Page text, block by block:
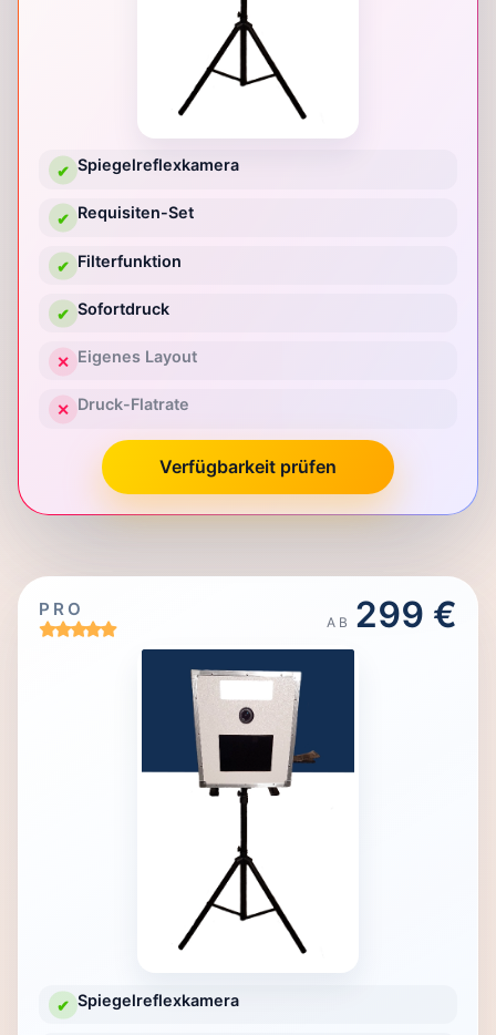
✔ Spiegelreflexkamera
✔ Requisiten-Set
✔ Filterfunktion
✔ Sofortdruck
✕ Eigenes Layout
✕ Druck-Flatrate
Verfügbarkeit prüfen
PRO
AB 299 €
✔ Spiegelreflexkamera